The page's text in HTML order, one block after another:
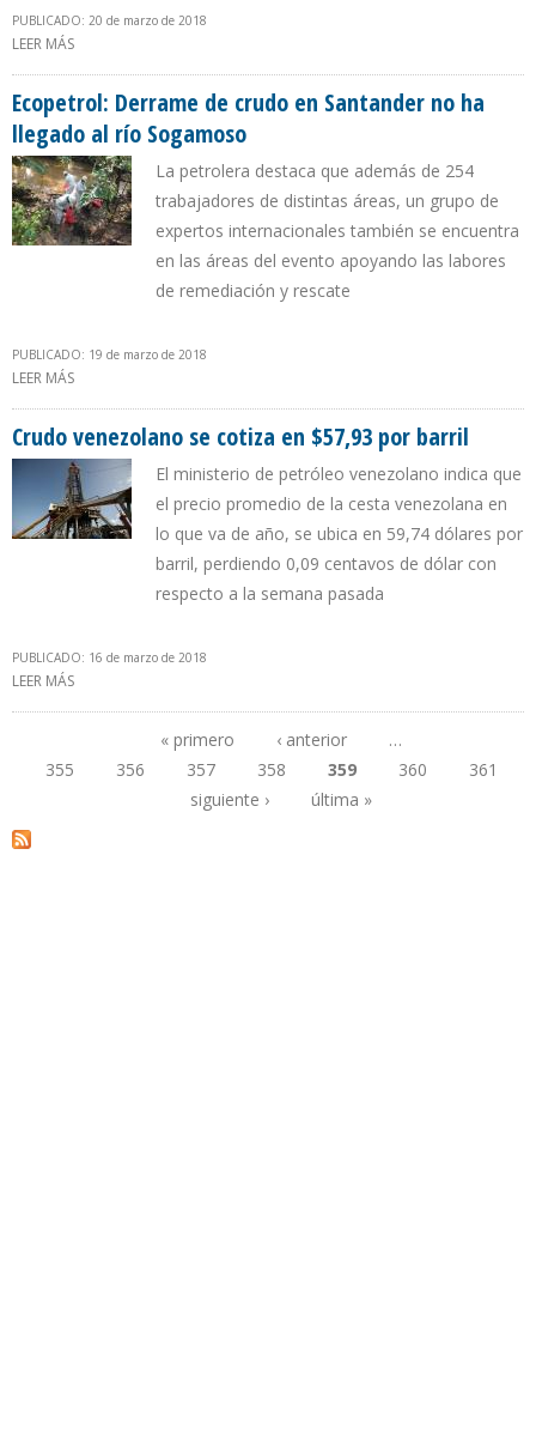
PUBLICADO: 20 de marzo de 2018
LEER MÁS
CONFIABILIDAD Y EVITAR FALLAS
Ecopetrol: Derrame de crudo en Santander no ha
llegado al río Sogamoso
La petrolera destaca que además de 254
trabajadores de distintas áreas, un grupo de
expertos internacionales también se encuentra
en las áreas del evento apoyando las labores
de remediación y rescate
PUBLICADO: 19 de marzo de 2018
LEER MÁS
Crudo venezolano se cotiza en $57,93 por barril
El ministerio de petróleo venezolano indica que
el precio promedio de la cesta venezolana en
lo que va de año, se ubica en 59,74 dólares por
barril, perdiendo 0,09 centavos de dólar con
respecto a la semana pasada
PUBLICADO: 16 de marzo de 2018
LEER MÁS
Páginas
« primero ‹ anterior
…
355
356 357 358 359 360
361
siguiente ›
última »